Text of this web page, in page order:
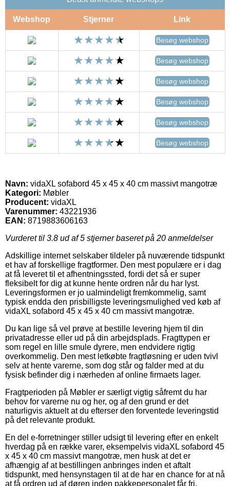
Webshop Stjerner Link
Besøg webshop
Besøg webshop
Besøg webshop
Besøg webshop
Besøg webshop
Besøg webshop
Navn: vidaXL sofabord 45 x 45 x 40 cm massivt mangotræ
Kategori: Møbler
Producent: vidaXL
Varenummer: 43221936
EAN: 8719883606163
Vurderet til 3.8 ud af 5 stjerner baseret på 20 anmeldelser
Adskillige internet selskaber tildeler på nuværende tidspunkt
et hav af forskellige fragtformer. Den mest populære er i dag
at få leveret til et afhentningssted, fordi det så er super
fleksibelt for dig at kunne hente ordren når du har lyst.
Leveringsformen er jo ualmindeligt fremkommelig, samt
typisk endda den prisbilligste leveringsmulighed ved køb af
vidaXL sofabord 45 x 45 x 40 cm massivt mangotræ.
Du kan lige så vel prøve at bestille levering hjem til din
privatadresse eller ud på din arbejdsplads. Fragttypen er
som regel en lille smule dyrere, men endvidere rigtig
overkommelig. Den mest letkøbte fragtløsning er uden tvivl
selv at hente varerne, som dog står og falder med at du
fysisk befinder dig i nærheden af online firmaets lager.
Fragtperioden på Møbler er særligt vigtig såfremt du har
behov for varerne nu og her, og af den grund er det
naturligvis aktuelt at du efterser den forventede leveringstid
på det relevante produkt.
En del e-forretninger stiller udsigt til levering efter en enkelt
hverdag på en række varer, eksempelvis vidaXL sofabord 45
x 45 x 40 cm massivt mangotræ, men husk at det er
afhængig af at bestillingen anbringes inden et aftalt
tidspunkt, med hensynstagen til at de har en chance for at nå
at få ordren ud af døren inden pakkepersonalet får fri.